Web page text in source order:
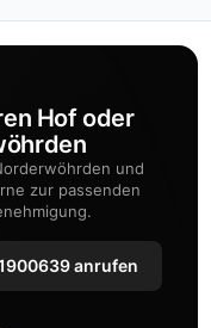
Hof oder
und
zur passenden
anrufen